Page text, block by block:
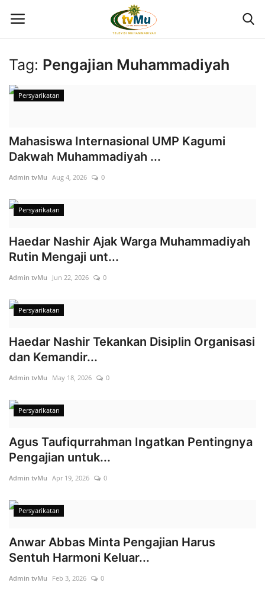
Berita
Geliat PTMA
Kontak Kami
Tag: Pengajian Muhammadiyah
Persyarikatan
Mahasiswa Internasional UMP Kagumi
Dakwah Muhammadiyah ...
Admin tvMu Aug 4, 2026 0
Persyarikatan
Haedar Nashir Ajak Warga Muhammadiyah
Rutin Mengaji unt...
Admin tvMu Jun 22, 2026 0
Persyarikatan
Haedar Nashir Tekankan Disiplin Organisasi
dan Kemandir...
Admin tvMu May 18, 2026 0
Persyarikatan
Agus Taufiqurrahman Ingatkan Pentingnya
Pengajian untuk...
Admin tvMu Apr 19, 2026 0
Persyarikatan
Anwar Abbas Minta Pengajian Harus
Sentuh Harmoni Keluar...
Admin tvMu Feb 3, 2026 0